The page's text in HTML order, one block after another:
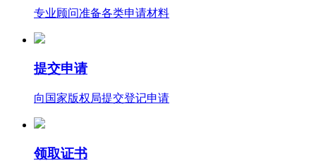
专业顾问准备各类申请材料
提交申请
向国家版权局提交登记申请
领取证书